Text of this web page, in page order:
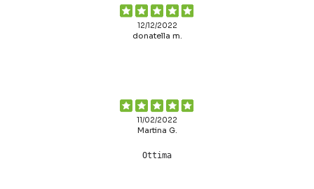
12/12/2022
donatella m.
11/02/2022
Martina G.
Ottima